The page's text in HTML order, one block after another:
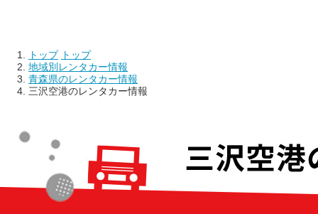
トップ トップ
地域別レンタカー情報
青森県のレンタカー情報
三沢空港のレンタカー情報